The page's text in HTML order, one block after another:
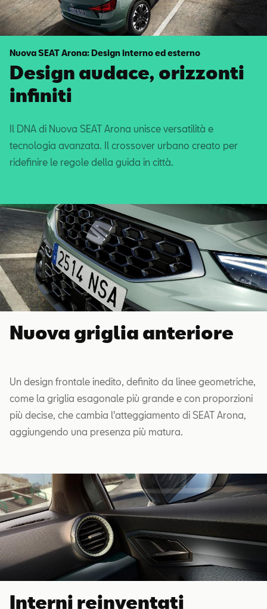
Nuova SEAT Arona: Design interno ed esterno
Design audace, orizzonti
infiniti
Il DNA di Nuova SEAT Arona unisce versatilità e
tecnologia avanzata. Il crossover urbano creato per
ridefinire le regole della guida in città.
Nuova griglia anteriore
Un design frontale inedito, definito da linee geometriche,
come la griglia esagonale più grande e con proporzioni
più decise, che cambia l'atteggiamento di SEAT Arona,
aggiungendo una presenza più matura.
Interni reinventati